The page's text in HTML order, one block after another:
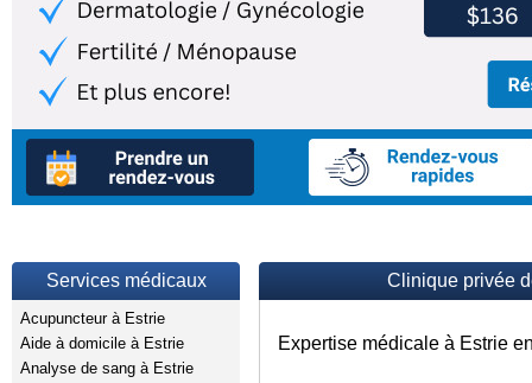
Services médicaux
Acupuncteur à Estrie
Aide à domicile à Estrie
Analyse de sang à Estrie
Clinique privée
Expertise médicale à Estrie